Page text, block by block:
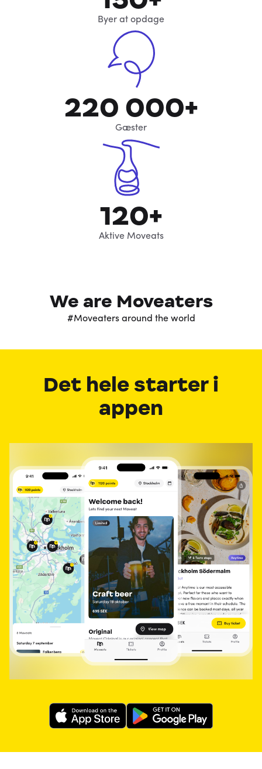
Byer at opdage
220 000+
Gæster
120+
Aktive Moveats
We are Moveaters
#Moveaters around the world
Det hele starter i
appen